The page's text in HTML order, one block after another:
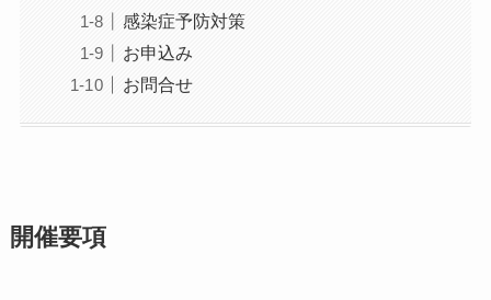
感染症予防対策
お申込み
お問合せ
開催要項